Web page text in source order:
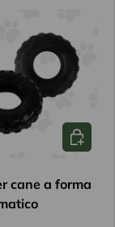
cane a forma
Scegli